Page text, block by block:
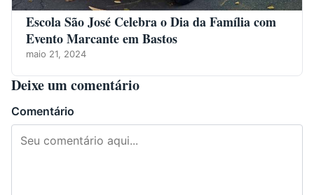
Escola São José Celebra o Dia da Família com
Evento Marcante em Bastos
maio 21, 2024
Deixe um comentário
Comentário